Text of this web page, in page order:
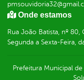
Onde estamos
Rua João Batista, nº
Segunda a Sexta-Feira,
Prefeitura Municipal